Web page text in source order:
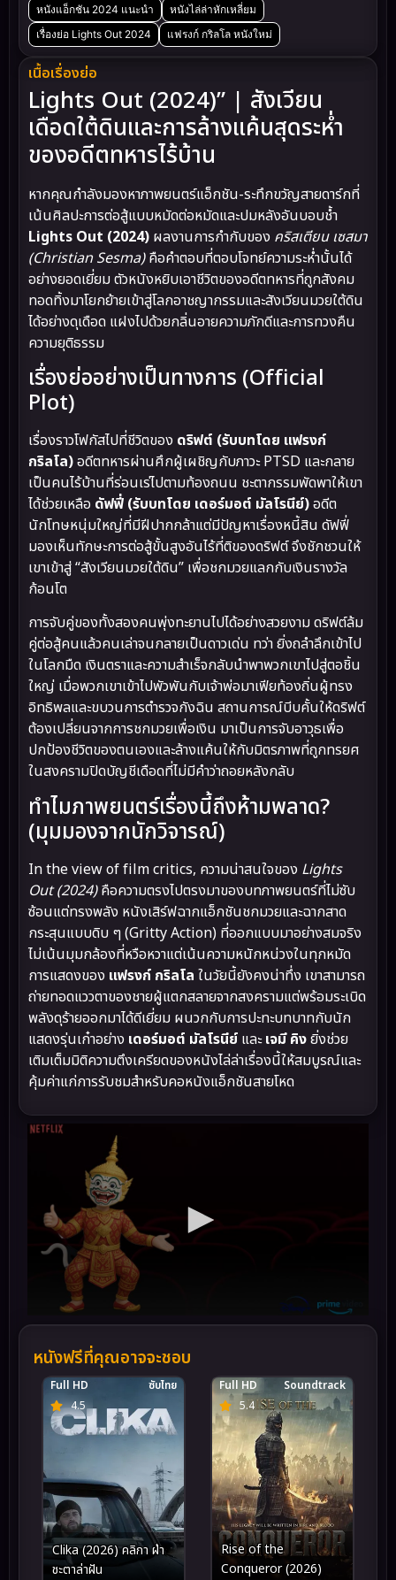
หนังแอ็กชัน 2024 แนะนำ
หนังไล่ล่าหักเหลี่ยม
เรื่องย่อ Lights Out 2024
แฟรงก์ กริลโล หนังใหม่
เนื้อเรื่องย่อ
Lights Out (2024)” | สังเวียน
เดือดใต้ดินและการล้างแค้นสุดระห่ำ
ของอดีตทหารไร้บ้าน
หากคุณกำลังมองหาภาพยนตร์แอ็กชัน-ระทึกขวัญสายดาร์กที่
เน้นศิลปะการต่อสู้แบบหมัดต่อหมัดและปมหลังอันบอบช้ำ
Lights Out (2024) ผลงานการกำกับของ คริสเตียน เซสมา
(Christian Sesma)คือคำตอบที่ตอบโจทย์ความระห่ำนั้นได้
อย่างยอดเยี่ยม ตัวหนังหยิบเอาชีวิตของอดีตทหารที่ถูกสังคม
ทอดทิ้งมาโยกย้ายเข้าสู่โลกอาชญากรรมและสังเวียนมวยใต้ดิน
ได้อย่างดุเดือด แฝงไปด้วยกลิ่นอายความภักดีและการทวงคืน
ความยุติธรรม
เรื่องย่ออย่างเป็นทางการ (Official
Plot)
เรื่องราวโฟกัสไปที่ชีวิตของ ดริฟต์ (รับบทโดย แฟรงก์
กริลโล)อดีตทหารผ่านศึกผู้เผชิญกับภาวะ PTSD และกลาย
เป็นคนไร้บ้านที่ร่อนเร่ไปตามท้องถนน ชะตากรรมพัดพาให้เขา
ได้ช่วยเหลือ ดัฟฟี่ (รับบทโดย เดอร์มอต์ มัลโรนีย์)อดีต
นักโทษหนุ่มใหญ่ที่มีฝีปากกล้าแต่มีปัญหาเรื่องหนี้สิน ดัฟฟี่
มองเห็นทักษะการต่อสู้ขั้นสูงอันไร้ที่ติของดริฟต์ จึงชักชวนให้
เขาเข้าสู่ “สังเวียนมวยใต้ดิน” เพื่อชกมวยแลกกับเงินรางวัล
ก้อนโต
การจับคู่ของทั้งสองคนพุ่งทะยานไปได้อย่างสวยงาม ดริฟต์ล้ม
คู่ต่อสู้คนแล้วคนเล่าจนกลายเป็นดาวเด่น ทว่า ยิ่งถลำลึกเข้าไป
ในโลกมืด เงินตราและความสำเร็จกลับนำพาพวกเขาไปสู่ตอชิ้น
ใหญ่ เมื่อพวกเขาเข้าไปพัวพันกับเจ้าพ่อมาเฟียท้องถิ่นผู้ทรง
อิทธิพลและขบวนการตำรวจกังฉิน สถานการณ์บีบคั้นให้ดริฟต์
ต้องเปลี่ยนจากการชกมวยเพื่อเงิน มาเป็นการจับอาวุธเพื่อ
ปกป้องชีวิตของตนเองและล้างแค้นให้กับมิตรภาพที่ถูกทรยศ
ในสงครามปิดบัญชีเดือดที่ไม่มีคำว่าถอยหลังกลับ
ทำไมภาพยนตร์เรื่องนี้ถึงห้ามพลาด?
(มุมมองจากนักวิจารณ์)
In the view of film critics, ความน่าสนใจของ Lights
Out (2024)คือความตรงไปตรงมาของบทภาพยนตร์ที่ไม่ซับ
ซ้อนแต่ทรงพลัง หนังเสิร์ฟฉากแอ็กชันชกมวยและฉากสาด
กระสุนแบบดิบ ๆ (Gritty Action) ที่ออกแบบมาอย่างสมจริง
ไม่เน้นมุมกล้องที่หวือหวาแต่เน้นความหนักหน่วงในทุกหมัด
การแสดงของ แฟรงก์ กริลโล ในวัยนี้ยังคงน่าทึ่ง เขาสามารถ
ถ่ายทอดแววตาของชายผู้แตกสลายจากสงครามแต่พร้อมระเบิด
พลังดุร้ายออกมาได้ดีเยี่ยม ผนวกกับการปะทะบทบาทกับนัก
แสดงรุ่นเก๋าอย่าง เดอร์มอต์ มัลโรนีย์ และเจมี คิงยิ่งช่วย
เติมเต็มมิติความตึงเครียดของหนังไล่ล่าเรื่องนี้ให้สมบูรณ์และ
คุ้มค่าแก่การรับชมสำหรับคอหนังแอ็กชันสายโหด
หนังฟรีที่คุณอาจจะชอบ
4.5
Full HD ซับไทย
Clika (2026) คลิกา ฝ่า
ชะตาล่าฝัน
5.4
Full HD Soundtrack
Rise of the
Conqueror (2026)